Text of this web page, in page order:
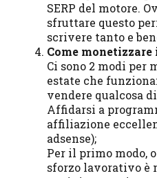
SERP del motore.
sfruttare questo
scrivere tanto e
Come monetizzare
Ci sono 2 modi per
estate che
vendere qualcosa
Affidarsi a
affiliazione
adsense);
Per il primo modo,
sforzo lavorativo è